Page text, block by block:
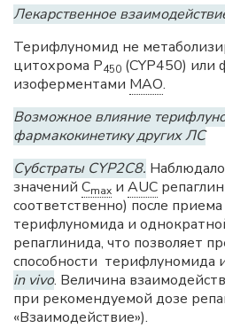
Лекарственное
Терифлуномид не
цитохрома P450 (CYP450)
изоферментами МАО.
Возможное влияние
фармакокинетику других ЛС
Субстраты CYP2C8.
значений Cmax и AUC
соответственно) после
терифлуномида и
репаглинида, что позволяет
способности терифлуномида
in vivo. Величина
при рекомендуемой дозе
«Взаимодействие»).